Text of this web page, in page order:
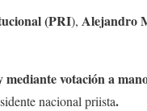
(PRI), Alejandro
votación a
nacional priista.